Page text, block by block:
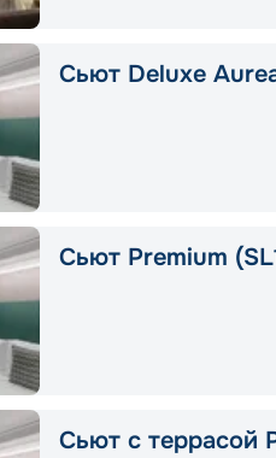
Сьют Deluxe
Сьют Premium
Сьют с террасой